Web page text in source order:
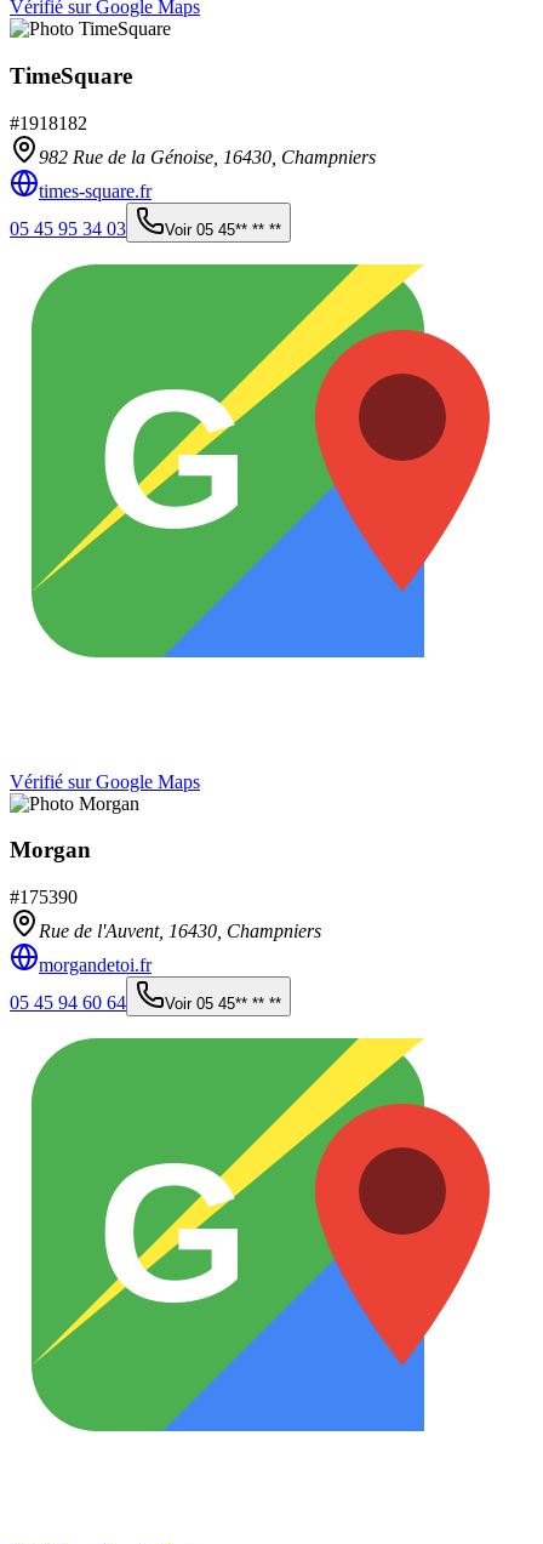
Vérifié sur Google Maps
TimeSquare
#1918182
982 Rue de la Génoise, 16430 Champniers
times-square.fr
05 45 95 34 03
Voir 05 45** ** **
G
Vérifié sur Google Maps
Morgan
#175390
Rue de l'Auvent, 16430 Champniers
morgandetoi.fr
05 45 94 60 64
Voir 05 45** ** **
G